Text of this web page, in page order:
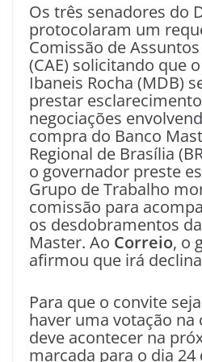
Os três senadores do
protocolaram um
Comissão de
(CAE) solicitando que
Ibaneis Rocha (MDB)
prestar
negociações
compra do Banco
Regional de Brasília
o governador preste
Grupo de Trabalho
comissão para
os desdobramentos
Master. Ao Correio, o
afirmou que irá
Para que o convite
haver uma votação na
deve acontecer na
marcada para o dia 24